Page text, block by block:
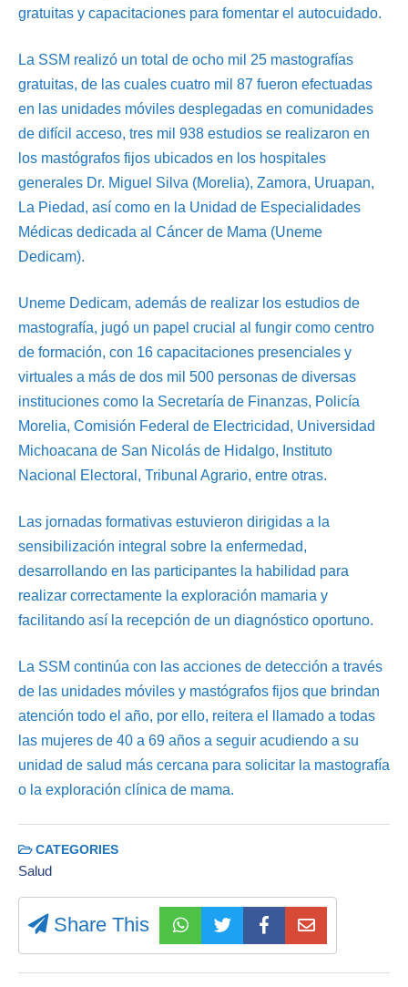
gratuitas y capacitaciones para fomentar el autocuidado.
La SSM realizó un total de ocho mil 25 mastografías
gratuitas, de las cuales cuatro mil 87 fueron efectuadas
en las unidades móviles desplegadas en comunidades
de difícil acceso, tres mil 938 estudios se realizaron en
los mastógrafos fijos ubicados en los hospitales
generales Dr. Miguel Silva (Morelia), Zamora, Uruapan,
La Piedad, así como en la Unidad de Especialidades
Médicas dedicada al Cáncer de Mama (Uneme
Dedicam).
Uneme Dedicam, además de realizar los estudios de
mastografía, jugó un papel crucial al fungir como centro
de formación, con 16 capacitaciones presenciales y
virtuales a más de dos mil 500 personas de diversas
instituciones como la Secretaría de Finanzas, Policía
Morelia, Comisión Federal de Electricidad, Universidad
Michoacana de San Nicolás de Hidalgo, Instituto
Nacional Electoral, Tribunal Agrario, entre otras.
Las jornadas formativas estuvieron dirigidas a la
sensibilización integral sobre la enfermedad,
desarrollando en las participantes la habilidad para
realizar correctamente la exploración mamaria y
facilitando así la recepción de un diagnóstico oportuno.
La SSM continúa con las acciones de detección a través
de las unidades móviles y mastógrafos fijos que brindan
atención todo el año, por ello, reitera el llamado a todas
las mujeres de 40 a 69 años a seguir acudiendo a su
unidad de salud más cercana para solicitar la mastografía
o la exploración clínica de mama.
CATEGORIES
Salud
Share This